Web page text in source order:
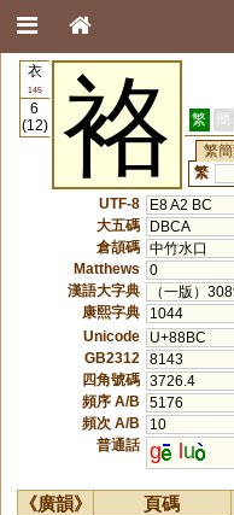
衣
145
6
(12)
袼 繁 簡
繁
繁
UTF-8
E8 A2 BC
大五碼
DBCA
倉頡碼 中竹水口
Matthews
0
漢語大字典
（一版）
康熙字典
1044
Unicode
U+88BC
GB2312
8143
四角號碼 3726.4
頻序 A/B
5176
頻次 A/B
10
普通話 g lu
《廣韻》 頁碼